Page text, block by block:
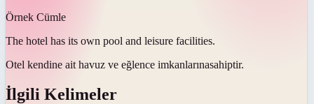
Örnek Cümle
The hotel has its own pool and leisure facilities.
Otel kendine ait havuz ve eğlence imkanlarınasahiptir.
İlgili Kelimeler